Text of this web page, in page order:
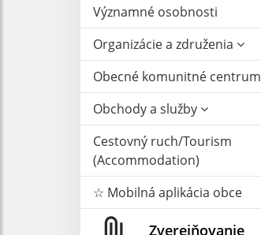
Významné osobnosti
Organizácie a združenia
Obecné komunitné centrum
Obchody a služby
Cestovný ruch/Tourism
(Accommodation)
☆ Mobilná aplikácia obce
Zverejňovanie